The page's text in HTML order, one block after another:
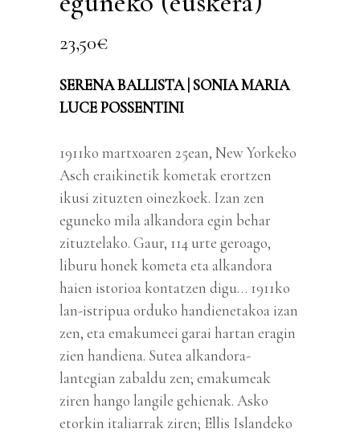
23,50€
SERENA BALLISTA | SONIA MARIA
LUCE POSSENTINI
1911ko martxoaren 25ean, New Yorkeko
Asch eraikinetik kometak erortzen
ikusi zituzten oinezkoek. Izan zen
eguneko mila alkandora egin behar
zituztelako. Gaur, 114 urte geroago,
liburu honek kometa eta alkandora
haien istorioa kontatzen digu… 1911ko
lan-istripua orduko handienetakoa izan
zen, eta emakumeei garai hartan eragin
zien handiena. Sutea alkandora-
lantegian zabaldu zen; emakumeak
ziren hango langile gehienak. Asko
etorkin italiarrak ziren; Ellis Islandeko